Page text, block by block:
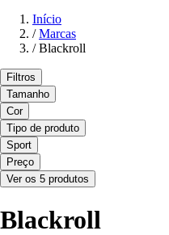
Início
/ Marcas
/ Blackroll
Filtros
Tamanho
Cor
Tipo de produto
Sport
Preço
Ver os 5 produtos
Blackroll